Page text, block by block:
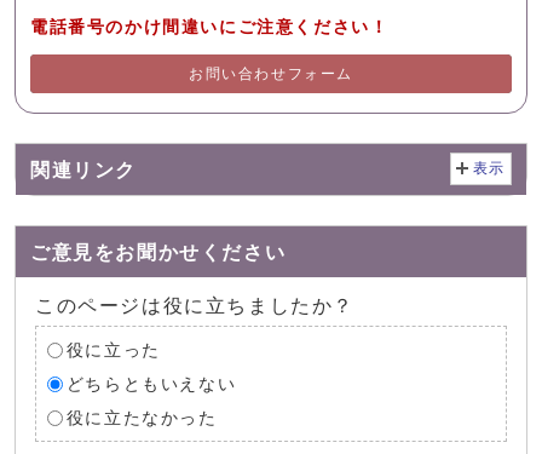
電話番号のかけ間違いにご注意ください！
お問い合わせフォーム
関連リンク 表示
ご意見をお聞かせください
このページは役に立ちましたか？
役に立った
どちらともいえない
役に立たなかった